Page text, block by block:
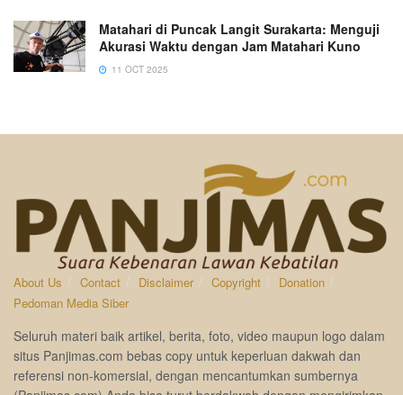
Matahari di Puncak Langit Surakarta: Menguji
Akurasi Waktu dengan Jam Matahari Kuno
11 OCT 2025
About Us Contact Disclaimer Copyright
Donation
Pedoman Media Siber
Seluruh materi baik artikel, berita, foto, video maupun logo dalam
situs Panjimas.com bebas copy untuk keperluan dakwah dan
referensi non-komersial, dengan mencantumkan sumbernya